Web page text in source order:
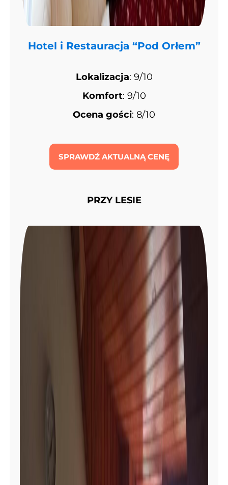
Hotel i Restauracja “Pod Orłem”
Lokalizacja: 9/10
Komfort: 9/10
Ocena gości: 8/10
SPRAWDŹ AKTUALNĄ CENĘ
PRZY LESIE